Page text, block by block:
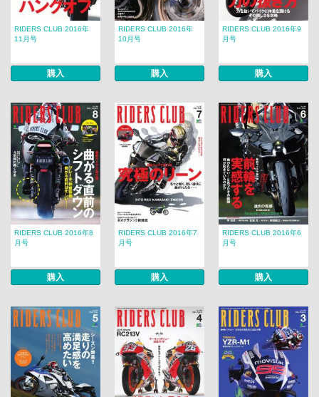
RIDERS CLUB 2016年
11月号
購入
RIDERS CLUB 2016年
10月号
購入
RIDERS CLUB 2016年9
月号
購入
RIDERS CLUB 2016年8
月号
購入
RIDERS CLUB 2016年7
月号
購入
RIDERS CLUB 2016年6
月号
購入